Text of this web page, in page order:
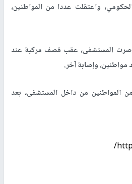
واعتقلت عددا من المواطنين،
المستشفى، عقب قصف مركبة عند
مواطنين، وإصابة آخر.
المواطنين من داخل المستشفى، بعد